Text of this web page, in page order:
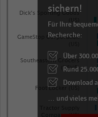
Dick's Sporting Goods
(US)
Foot Locker (US)
GameStop Corporation
Southeastern Grocers
(US)(5)
Company (US)
sichern!
Für Ihre
Recherche:
Über
Rund
Download
… und vieles